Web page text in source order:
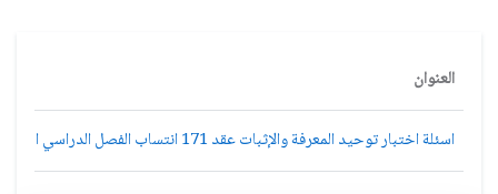
العنوان
اسئلة اختبار توحيد المعرفة والإثبات عقد 171 انتساب الفصل الدراسي الثاني 1435هـ